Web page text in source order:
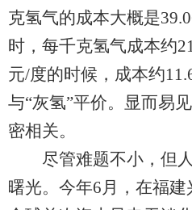
克氢气的成本大概是
时，每千克氢气成本约
元/度的时候，成本约
与“灰氢”平价。显而易
密相关。
尽管难题不小，但人
曙光。今年6月，在福建